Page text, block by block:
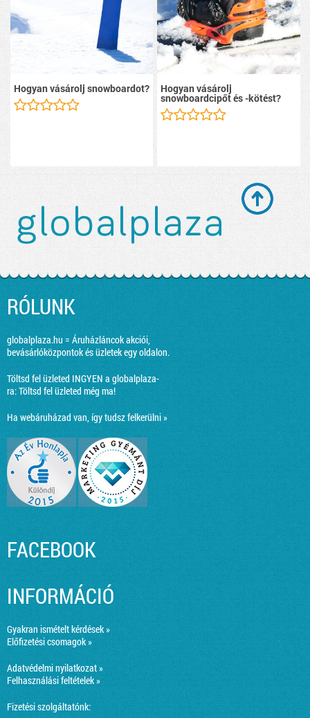
Hogyan vásárolj snowboardot? Hogyan vásárolj
snowboardcipőt és -kötést?
RÓLUNK
globalplaza.hu = Áruházláncok akciói,
bevásárlóközpontok és üzletek egy oldalon.
Töltsd fel üzleted INGYEN a globalplaza-
ra:Töltsd fel üzleted még ma!
Ha webáruházad van, így tudsz felkerülni »
FACEBOOK
INFORMÁCIÓ
Gyakran ismételt kérdések »
Előfizetési csomagok »
Adatvédelmi nyilatkozat »
Felhasználási feltételek »
Fizetési szolgáltatónk: